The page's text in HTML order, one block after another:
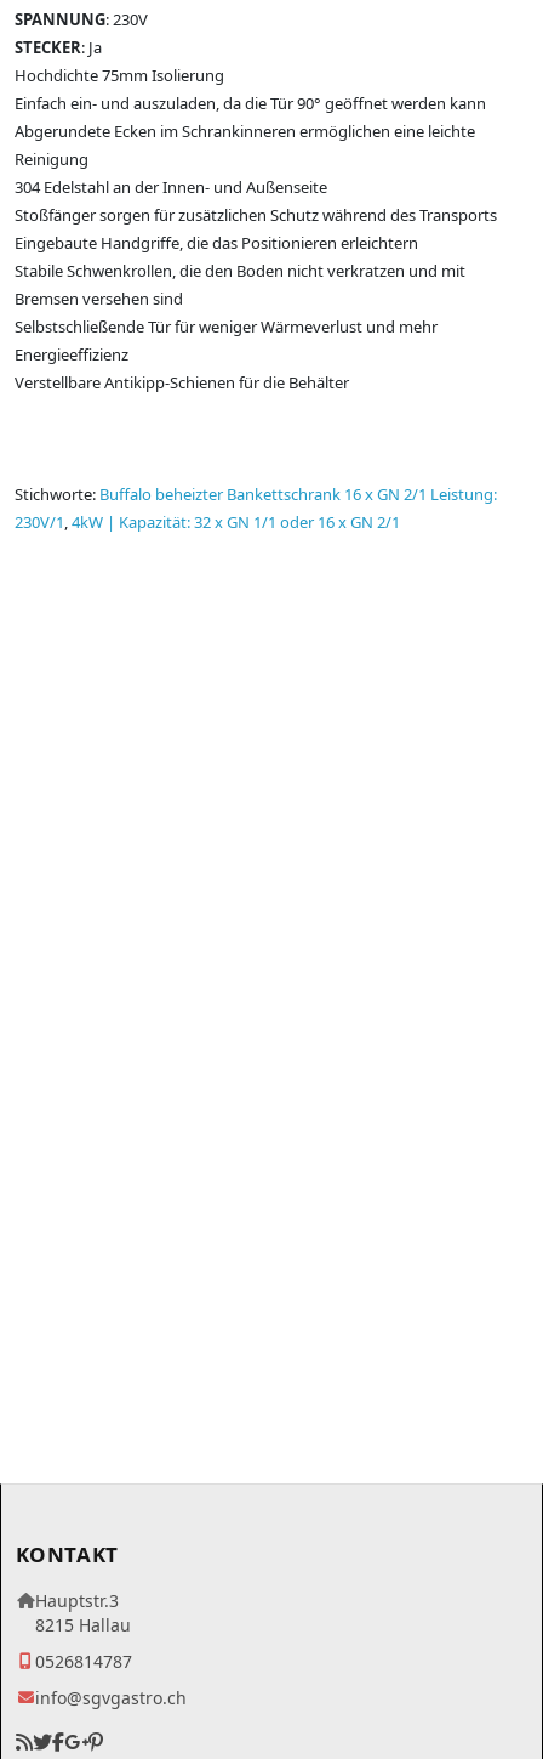
SPANNUNG: 230V
STECKER: Ja
Hochdichte 75mm Isolierung
Einfach ein- und auszuladen, da die Tür 90° geöffnet werden kann
Abgerundete Ecken im Schrankinneren ermöglichen eine leichte
Reinigung
304 Edelstahl an der Innen- und Außenseite
Stoßfänger sorgen für zusätzlichen Schutz während des Transports
Eingebaute Handgriffe, die das Positionieren erleichtern
Stabile Schwenkrollen, die den Boden nicht verkratzen und mit
Bremsen versehen sind
Selbstschließende Tür für weniger Wärmeverlust und mehr
Energieeffizienz
Verstellbare Antikipp-Schienen für die Behälter
Stichworte: Buffalo beheizter Bankettschrank 16 x GN 2/1 Leistung:
230V/1,4kW | Kapazität: 32 x GN 1/1 oder 16 x GN 2/1
KONTAKT
Hauptstr.3
8215 Hallau
0526814787
info@sgvgastro.ch